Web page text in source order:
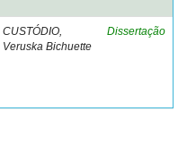
CUSTÓDIO,
Veruska Bichuette
Dissertação